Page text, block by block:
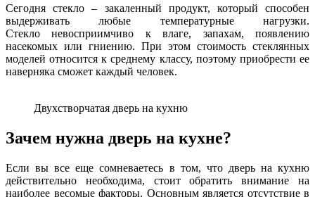
Сегодня стекло – закаленный продукт, который способен
выдерживать любые температурные нагрузки.
Стекло невосприимчиво к влаге, запахам, появлению
насекомых или гниению. При этом стоимость стеклянных
моделей относится к среднему классу, поэтому приобрести ее
наверняка сможет каждый человек.
Двухстворчатая дверь на кухню
Зачем нужна дверь на кухне?
Если вы все еще сомневаетесь в том, что дверь на кухню
действительно необходима, стоит обратить внимание на
наиболее весомые факторы. Основным является отсутствие в